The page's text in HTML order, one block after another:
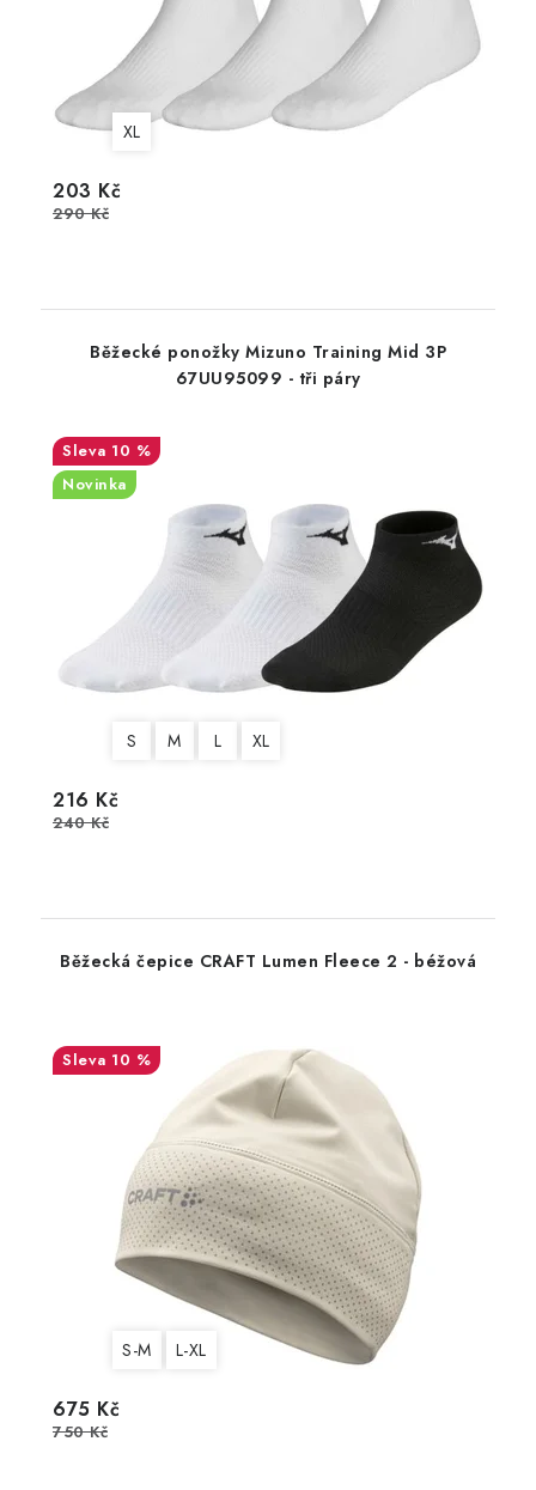
XL
203 Kč
290 Kč
Běžecké ponožky Mizuno Training Mid 3P
67UU95099 - tři páry
10 %
Novinka
S M L XL
216 Kč
240 Kč
Běžecká čepice CRAFT Lumen Fleece 2 - béžová
10 %
S-M L-XL
675 Kč
750 Kč